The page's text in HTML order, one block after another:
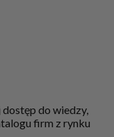
do wiedzy,
firm z rynku